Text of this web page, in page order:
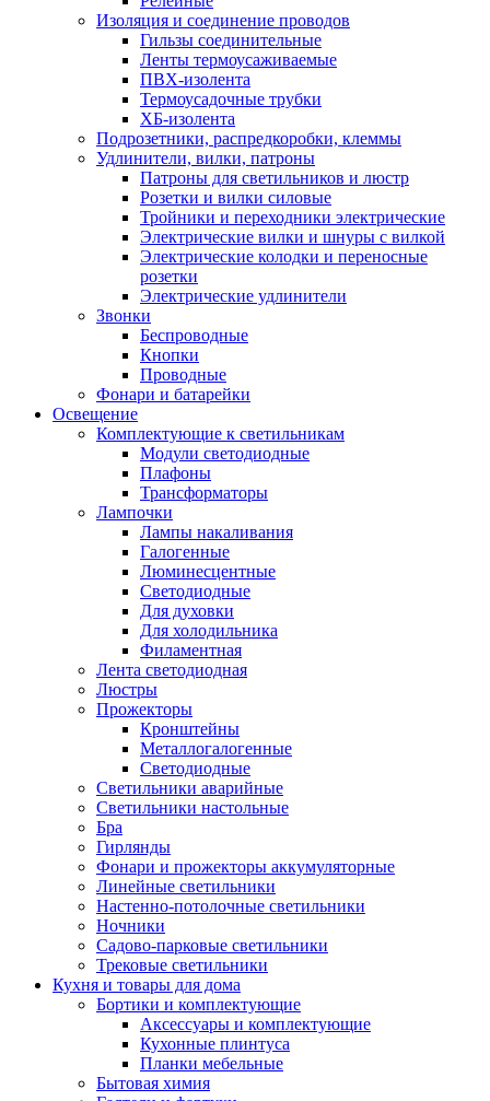
Изоляция и соединение проводов
Гильзы соединительные
Ленты термоусаживаемые
ПВХ-изолента
Термоусадочные трубки
ХБ-изолента
Подрозетники, распредкоробки, клеммы
Удлинители, вилки, патроны
Патроны для светильников и люстр
Розетки и вилки силовые
Тройники и переходники электрические
Электрические вилки и шнуры с вилкой
Электрические колодки и переносные
розетки
Электрические удлинители
Звонки
Беспроводные
Кнопки
Проводные
Фонари и батарейки
Освещение
Комплектующие к светильникам
Модули светодиодные
Плафоны
Трансформаторы
Лампочки
Лампы накаливания
Галогенные
Люминесцентные
Светодиодные
Для духовки
Для холодильника
Филаментная
Лента светодиодная
Люстры
Прожекторы
Кронштейны
Металлогалогенные
Светодиодные
Светильники аварийные
Светильники настольные
Бра
Гирлянды
Фонари и прожекторы аккумуляторные
Линейные светильники
Настенно-потолочные светильники
Ночники
Садово-парковые светильники
Трековые светильники
Кухня и товары для дома
Бортики и комплектующие
Аксессуары и комплектующие
Кухонные плинтуса
Планки мебельные
Бытовая химия